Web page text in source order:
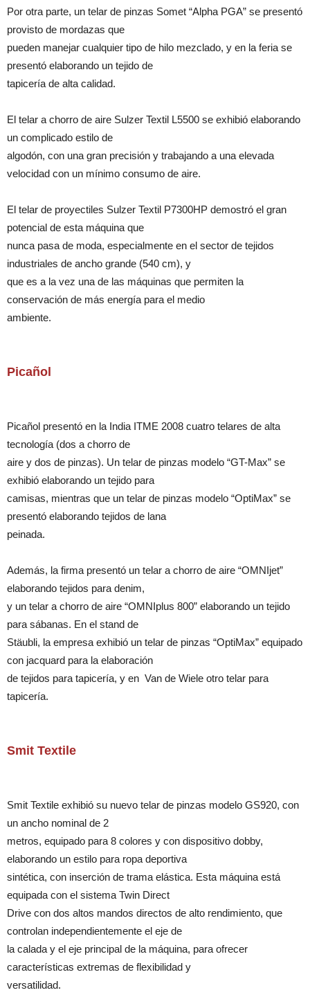
Por otra parte, un telar de pinzas Somet “Alpha PGA” se presentó
provisto de mordazas que
pueden manejar cualquier tipo de hilo mezclado, y en la feria se
presentó elaborando un tejido de
tapicería de alta calidad.
El telar a chorro de aire Sulzer Textil L5500 se exhibió elaborando
un complicado estilo de
algodón, con una gran precisión y trabajando a una elevada
velocidad con un mínimo consumo de aire.
El telar de proyectiles Sulzer Textil P7300HP demostró el gran
potencial de esta máquina que
nunca pasa de moda, especialmente en el sector de tejidos
industriales de ancho grande (540 cm), y
que es a la vez una de las máquinas que permiten la
conservación de más energía para el medio
ambiente.
Picañol
Picañol presentó en la India ITME 2008 cuatro telares de alta
tecnología (dos a chorro de
aire y dos de pinzas). Un telar de pinzas modelo “GT-Max” se
exhibió elaborando un tejido para
camisas, mientras que un telar de pinzas modelo “OptiMax” se
presentó elaborando tejidos de lana
peinada.
Además, la firma presentó un telar a chorro de aire “OMNIjet”
elaborando tejidos para denim,
y un telar a chorro de aire “OMNIplus 800” elaborando un tejido
para sábanas. En el stand de
Stäubli, la empresa exhibió un telar de pinzas “OptiMax” equipado
con jacquard para la elaboración
de tejidos para tapicería, y en Van de Wiele otro telar para
tapicería.
Smit Textile
Smit Textile exhibió su nuevo telar de pinzas modelo GS920, con
un ancho nominal de 2
metros, equipado para 8 colores y con dispositivo dobby,
elaborando un estilo para ropa deportiva
sintética, con inserción de trama elástica. Esta máquina está
equipada con el sistema Twin Direct
Drive con dos altos mandos directos de alto rendimiento, que
controlan independientemente el eje de
la calada y el eje principal de la máquina, para ofrecer
características extremas de flexibilidad y
versatilidad.